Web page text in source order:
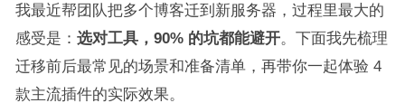
我最近帮团队把多个博客迁到新服务器，过程里最大的
感受是： 选对工具，90% 的坑都能避开。下面我先梳理
迁移前后最常见的场景和准备清单，再带你一起体验 4
款主流插件的实际效果。